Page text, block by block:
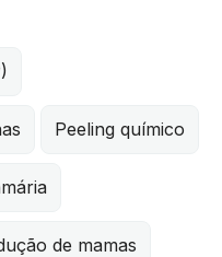
Peeling químico
de mamas